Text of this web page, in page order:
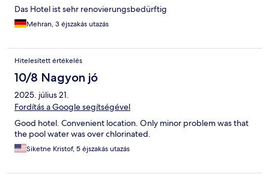
Das Hotel ist sehr renovierungsbedürftig
Mehran, 3 éjszakás utazás
Hitelesített értékelés
10/8 Nagyon jó
2025. július 21.
Fordítás a Google segítségével
Good hotel. Convenient location. Only minor problem was that
the pool water was over chlorinated.
Siketne Kristof, 5 éjszakás utazás